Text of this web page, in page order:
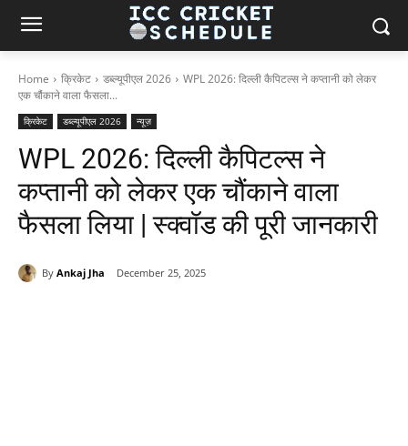
Home क्रिकेट डब्ल्यूपीएल 2026
WPL 2026: दिल्ली कैपिटल्स ने कप्तानी को लेकर
एक चौंकाने वाला फैसला...
क्रिकेट डब्ल्यूपीएल 2026 न्यूज़
WPL 2026: दिल्ली कैपिटल्स ने
कप्तानी को लेकर एक चौंकाने वाला
फैसला लिया | स्क्वॉड की पूरी जानकारी
By Ankaj Jha December 25, 2025